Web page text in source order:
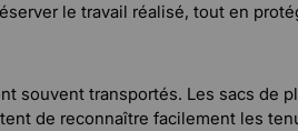
le travail réalisé, tout en
souvent transportés. Les sacs de
de reconnaître facilement les